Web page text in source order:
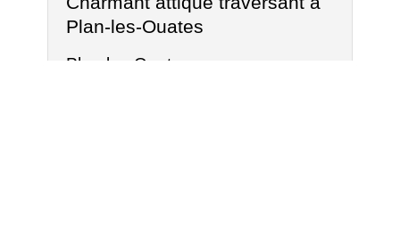
Plan-les-Ouates
Plan-les-Ouates